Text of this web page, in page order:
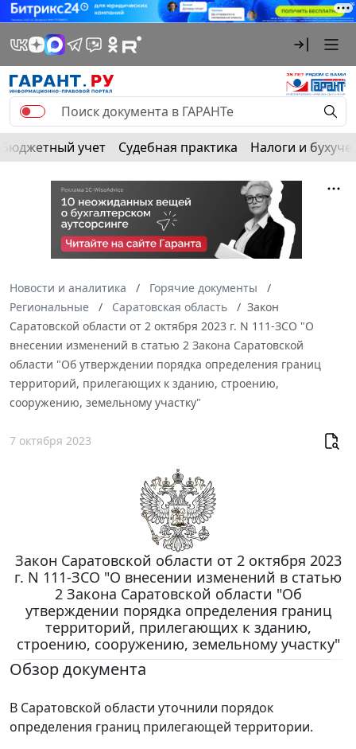
Бюджетный учет Судебная практика Налоги и
Новости и аналитика
Горячие документы
Региональные
Саратовская область
Закон
Саратовской области от 2 октября 2023 г. N 111-ЗСО "О
внесении изменений в статью 2 Закона Саратовской
области "Об утверждении порядка определения границ
территорий, прилегающих к зданию, строению,
сооружению, земельному участку"
7 октября 2023
Закон Саратовской области от 2 октября 2023
г. N 111-ЗСО "О внесении изменений в статью
2 Закона Саратовской области "Об
утверждении порядка определения границ
территорий, прилегающих к зданию,
строению, сооружению, земельному участку"
Обзор документа
В Саратовской области уточнили порядок
определения границ прилегающей территории.